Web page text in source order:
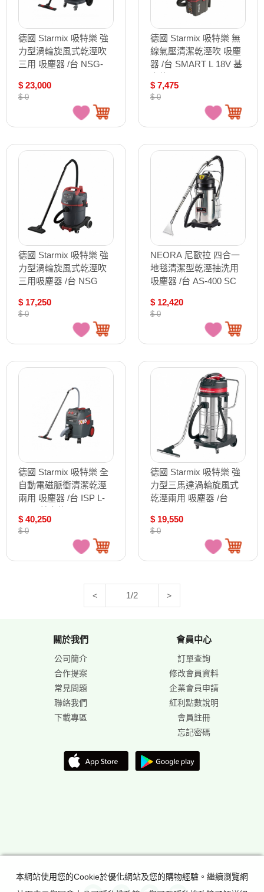
德國 Starmix 吸特樂 強
力型渦輪旋風式乾溼吹
三用 吸塵器 /台 NSG-
$ 23,000
$ 0
德國 Starmix 吸特樂 無
線氣壓清潔乾溼吹 吸塵
器 /台 SMART L 18V 基
$ 7,475
$ 0
德國 Starmix 吸特樂 強
力型渦輪旋風式乾溼吹
三用吸塵器 /台 NSG
$ 17,250
$ 0
NEORA 尼歐拉 四合一
地毯清潔型乾溼抽洗用
吸塵器 /台 AS-400 SC
$ 12,420
$ 0
德國 Starmix 吸特樂 全
自動電磁脈衝清潔乾溼
兩用 吸塵器 /台 ISP L-
$ 40,250
$ 0
德國 Starmix 吸特樂 強
力型三馬達渦輪旋風式
乾溼兩用 吸塵器 /台
$ 19,550
$ 0
< 1/2 >
關於我們
公司簡介
合作提案
常見問題
聯絡我們
下載專區
會員中心
訂單查詢
修改會員資料
企業會員申請
紅利點數說明
會員註冊
忘記密碼
本網站使用您的Cookie於優化網站及您的購物經驗。繼續瀏覽網